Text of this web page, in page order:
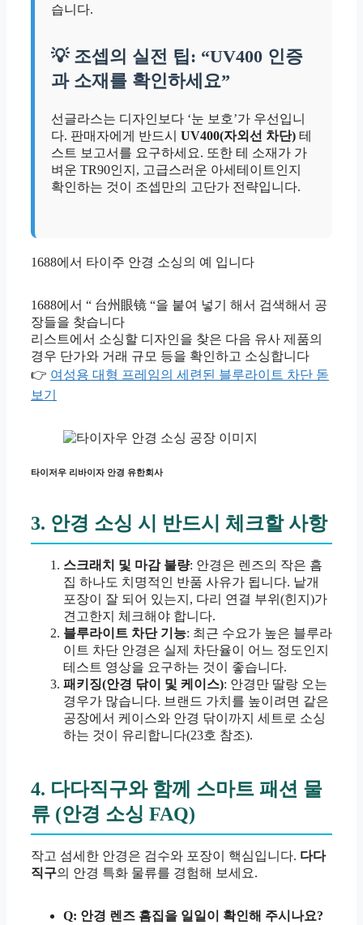
습니다.
💡 조셉의 실전 팁: “UV400 인증
과 소재를 확인하세요”
선글라스는 디자인보다 ‘눈 보호’가 우선입니
다. 판매자에게 반드시 UV400(자외선 차단) 테
스트 보고서를 요구하세요. 또한 테 소재가 가
벼운 TR90인지, 고급스러운 아세테이트인지
확인하는 것이 조셉만의 고단가 전략입니다.
1688에서 타이주 안경 소싱의 예 입니다
1688에서 “ 台州眼镜 “을 붙여 넣기 해서 검색해서 공
장들을 찾습니다
리스트에서 소싱할 디자인을 찾은 다음 유사 제품의
경우 단가와 거래 규모 등을 확인하고 소싱합니다
👉 여성용 대형 프레임의 세련된 블루라이트 차단 돋
보기
타이저우 리바이자 안경 유한회사
3. 안경 소싱 시 반드시 체크할 사항
스크래치 및 마감 불량: 안경은 렌즈의 작은 흠
집 하나도 치명적인 반품 사유가 됩니다. 낱개
포장이 잘 되어 있는지, 다리 연결 부위(힌지)가
견고한지 체크해야 합니다.
블루라이트 차단 기능: 최근 수요가 높은 블루라
이트 차단 안경은 실제 차단율이 어느 정도인지
테스트 영상을 요구하는 것이 좋습니다.
패키징(안경 닦이 및 케이스): 안경만 딸랑 오는
경우가 많습니다. 브랜드 가치를 높이려면 같은
공장에서 케이스와 안경 닦이까지 세트로 소싱
하는 것이 유리합니다(23호 참조).
4. 다다직구와 함께 스마트 패션 물
류 (안경 소싱 FAQ)
작고 섬세한 안경은 검수와 포장이 핵심입니다. 다다
직구의 안경 특화 물류를 경험해 보세요.
Q: 안경 렌즈 흠집을 일일이 확인해 주시나요?